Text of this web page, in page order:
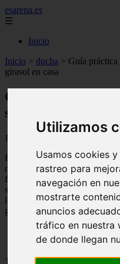
Utilizamos
Usamos cookies
rastreo para
navegación en
mostrarte
anuncios
tráfico en nuestra
de donde llegan
esarena.es
☰
Inicio
Inicio > ducha > Guía
girasol en casa
Guía práctica
semillas de girasol
📅 04/09/2025
En este artículo te
de manera fácil y rápida. Las
fuente de nutrientes y pueden
simplemente como un snack
los pasos necesarios para
girasol.
Tabla de contenidos